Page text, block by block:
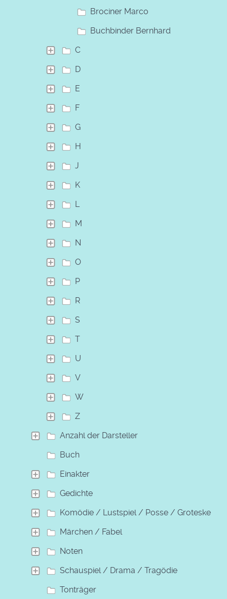
Brociner Marco
Buchbinder Bernhard
C
D
E
F
G
H
J
K
L
M
N
O
P
R
S
T
U
V
W
Z
Anzahl der Darsteller
Buch
Einakter
Gedichte
Komödie / Lustspiel / Posse / Groteske
Märchen / Fabel
Noten
Schauspiel / Drama / Tragödie
Tonträger